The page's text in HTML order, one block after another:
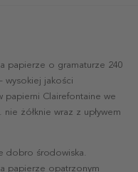
papierze o gramaturze 240
wysokiej jakości
papierni Clairefontaine we
żółknie wraz z upływem
dobro środowiska.
papierze opatrzonym